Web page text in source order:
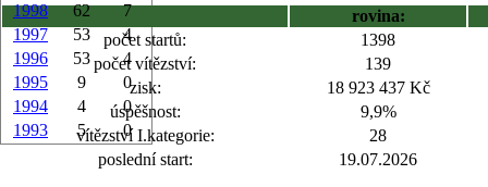
1998
62
7
1997
53
4
1996
53
4
1995
9
0
1994
4
0
1993
5 0
rovina:
počet startů:
1398
počet vítězství:
139
zisk:
18 923 437 Kč
úspěšnost:
9,9%
vítězství I.kategorie:
28
poslední start:
19.07.2026